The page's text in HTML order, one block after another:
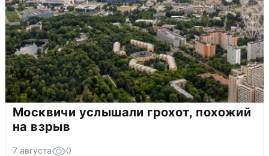
Москвичи услышали грохот, похожий
на взрыв
7 августа 0